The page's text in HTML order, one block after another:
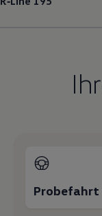
Probefahrt